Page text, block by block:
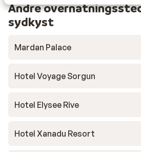
Andre
sydkyst
Mardan Palace
Hotel Voyage Sorgun
Hotel Elysee Rive
Hotel Xanadu Resort